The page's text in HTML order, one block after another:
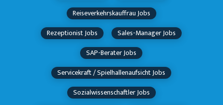
Reiseverkehrskauffrau Jobs
Rezeptionist Jobs
Sales-Manager Jobs
SAP-Berater Jobs
Servicekraft / Spielhallenaufsicht Jobs
Sozialwissenschaftler Jobs